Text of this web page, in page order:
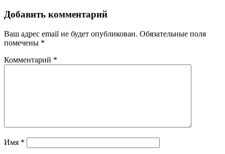
Добавить комментарий
Ваш адрес email не будет опубликован. Обязательные поля
помечены *
Комментарий *
Имя *